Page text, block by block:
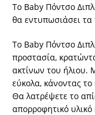
Το Baby Πόντσο
θα εντυπωσιάσει τα
Το Baby Πόντσο
προστασία,
ακτίνων του ήλιου.
εύκολα, κάνοντας το
Θα λατρέψετε το
απορροφητικό υλικό